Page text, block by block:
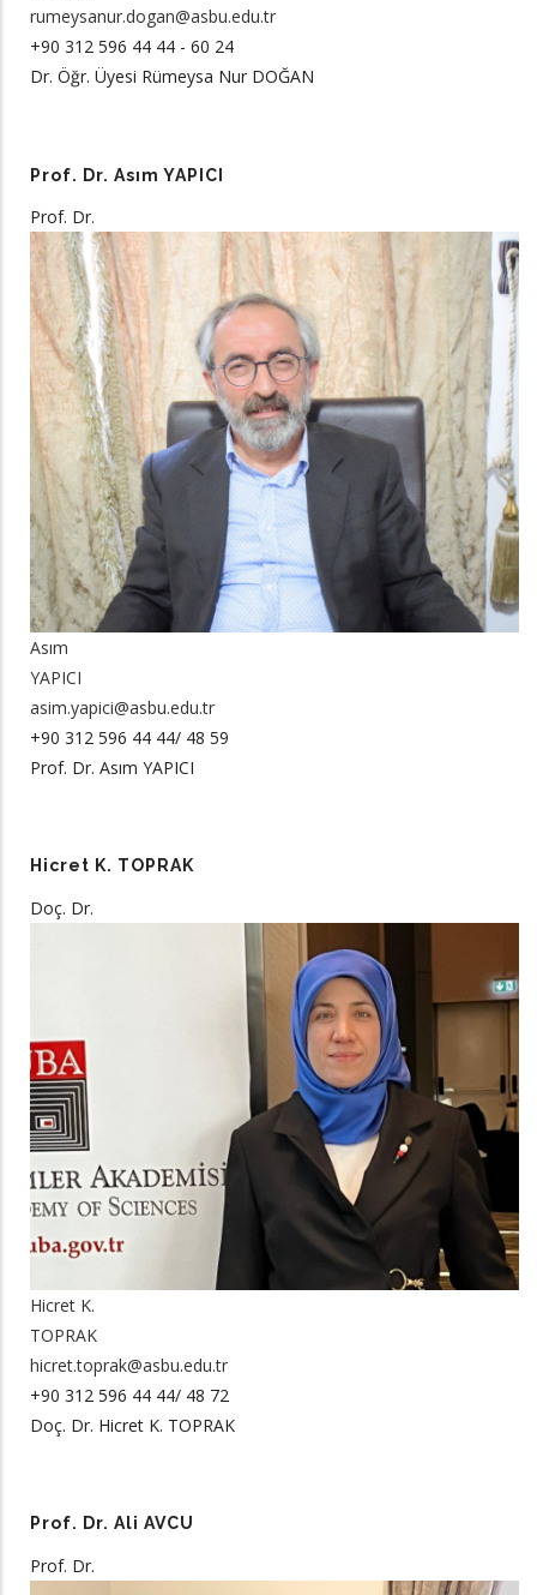
rumeysanur.dogan@asbu.edu.tr
+90 312 596 44 44 - 60 24
Dr. Öğr. Üyesi Rümeysa Nur DOĞAN
Prof. Dr. Asım YAPICI
Prof. Dr.
Asım
YAPICI
asim.yapici@asbu.edu.tr
+90 312 596 44 44/ 48 59
Prof. Dr. Asım YAPICI
Hicret K. TOPRAK
Doç. Dr.
Hicret K.
TOPRAK
hicret.toprak@asbu.edu.tr
+90 312 596 44 44/ 48 72
Doç. Dr. Hicret K. TOPRAK
Prof. Dr. Ali AVCU
Prof. Dr.